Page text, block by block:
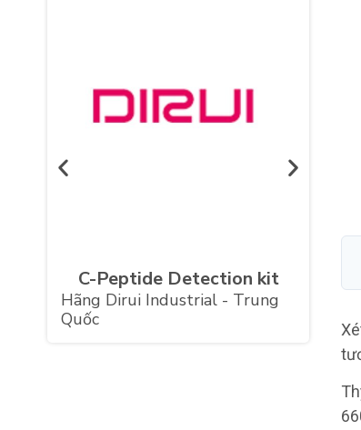
Detection kit
Industrial - Trung
Hãng DRG